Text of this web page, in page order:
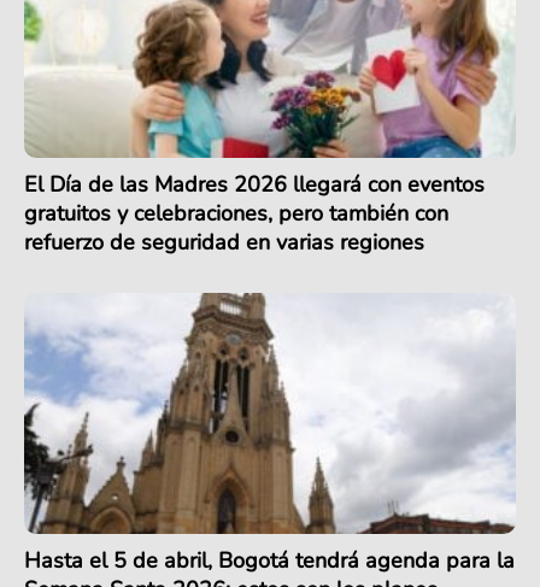
El Día de las Madres 2026 llegará con eventos
gratuitos y celebraciones, pero también con
refuerzo de seguridad en varias regiones
Hasta el 5 de abril, Bogotá tendrá agenda para la